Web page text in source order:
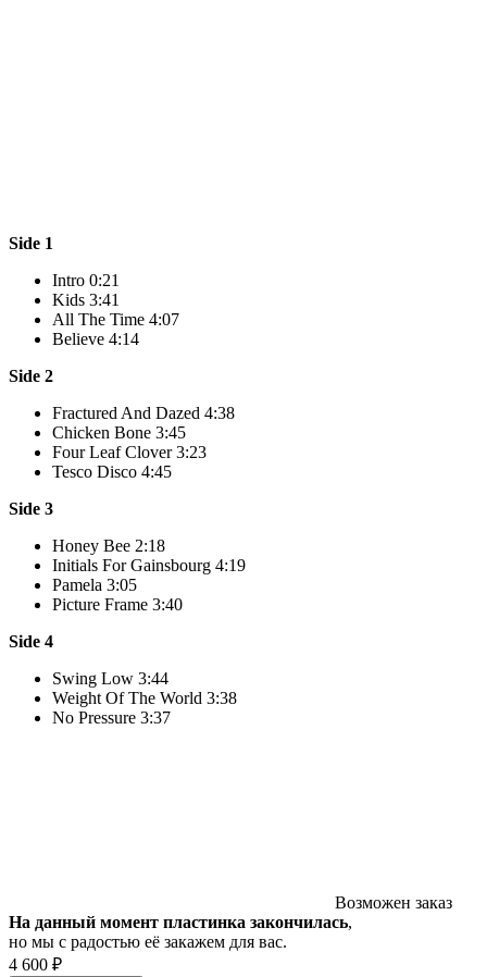
Side 1
Intro 0:21
Kids 3:41
All The Time 4:07
Believe 4:14
Side 2
Fractured And Dazed 4:38
Chicken Bone 3:45
Four Leaf Clover 3:23
Tesco Disco 4:45
Side 3
Honey Bee 2:18
Initials For Gainsbourg 4:19
Pamela 3:05
Picture Frame 3:40
Side 4
Swing Low 3:44
Weight Of The World 3:38
No Pressure 3:37
Возможен заказ
На данный момент пластинка закончилась,
но мы с радостью её закажем для вас.
4 600 ₽